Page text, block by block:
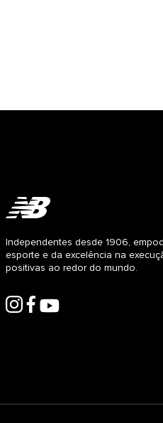
Independentes desde 1906,
esporte e da excelência na
positivas ao redor do mundo.